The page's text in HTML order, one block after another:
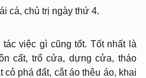
cá, chủ trị ngày thứ 4.
việc gì cũng tốt. Tốt nhất là
cất, trổ cửa, dựng cửa, tháo
phá đất, cắt áo thêu áo, khai